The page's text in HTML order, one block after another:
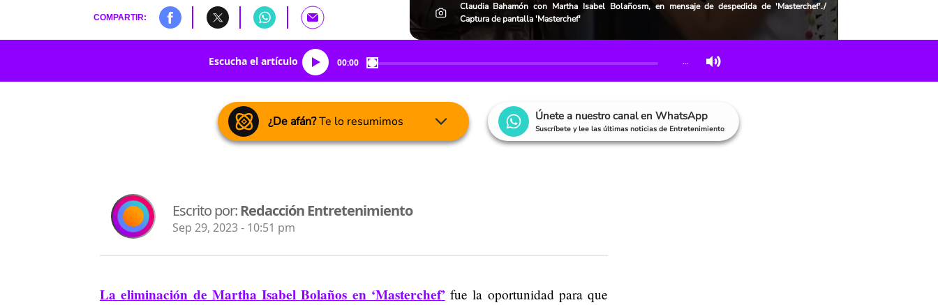
COMPARTIR:
Claudia Bahamón con Martha Isabel Bolañosm, en mensaje de despedida de 'Masterchef'./
Captura de pantalla 'Masterchef'
Escucha el artículo 00:00 …
¿De afán?Te lo resumimos Únete a nuestro canal en WhatsApp
Suscríbete y lee las últimas noticias de Entretenimiento
Escrito por:Redacción Entretenimiento
Sep 29, 2023 - 10:51 pm
La eliminación de Martha Isabel Bolaños en ‘Masterchef’ fue la oportunidad para que